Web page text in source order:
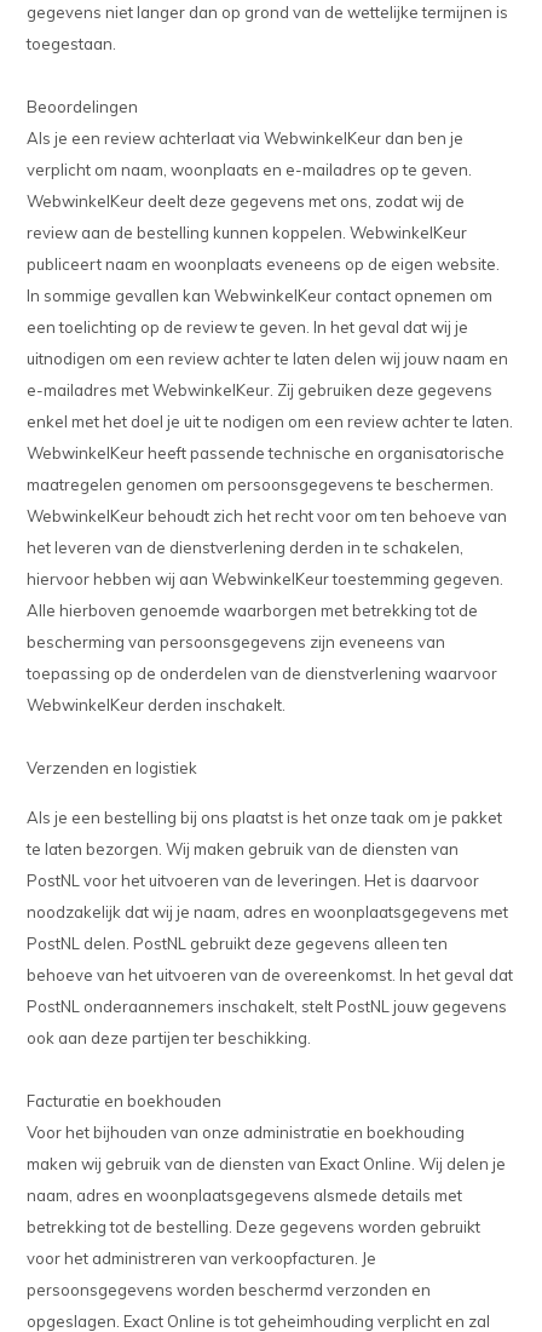
gegevens niet langer dan op grond van de wettelijke termijnen is
toegestaan.
Beoordelingen
Als je een review achterlaat via WebwinkelKeur dan ben je
verplicht om naam, woonplaats en e-mailadres op te geven.
WebwinkelKeur deelt deze gegevens met ons, zodat wij de
review aan de bestelling kunnen koppelen. WebwinkelKeur
publiceert naam en woonplaats eveneens op de eigen website.
In sommige gevallen kan WebwinkelKeur contact opnemen om
een toelichting op de review te geven. In het geval dat wij je
uitnodigen om een review achter te laten delen wij jouw naam en
e-mailadres met WebwinkelKeur. Zij gebruiken deze gegevens
enkel met het doel je uit te nodigen om een review achter te laten.
WebwinkelKeur heeft passende technische en organisatorische
maatregelen genomen om persoonsgegevens te beschermen.
WebwinkelKeur behoudt zich het recht voor om ten behoeve van
het leveren van de dienstverlening derden in te schakelen,
hiervoor hebben wij aan WebwinkelKeur toestemming gegeven.
Alle hierboven genoemde waarborgen met betrekking tot de
bescherming van persoonsgegevens zijn eveneens van
toepassing op de onderdelen van de dienstverlening waarvoor
WebwinkelKeur derden inschakelt.
Verzenden en logistiek
Als je een bestelling bij ons plaatst is het onze taak om je pakket
te laten bezorgen. Wij maken gebruik van de diensten van
PostNL voor het uitvoeren van de leveringen. Het is daarvoor
noodzakelijk dat wij je naam, adres en woonplaatsgegevens met
PostNL delen. PostNL gebruikt deze gegevens alleen ten
behoeve van het uitvoeren van de overeenkomst. In het geval dat
PostNL onderaannemers inschakelt, stelt PostNL jouw gegevens
ook aan deze partijen ter beschikking.
Facturatie en boekhouden
Voor het bijhouden van onze administratie en boekhouding
maken wij gebruik van de diensten van Exact Online. Wij delen je
naam, adres en woonplaatsgegevens alsmede details met
betrekking tot de bestelling. Deze gegevens worden gebruikt
voor het administreren van verkoopfacturen. Je
persoonsgegevens worden beschermd verzonden en
opgeslagen. Exact Online is tot geheimhouding verplicht en zal